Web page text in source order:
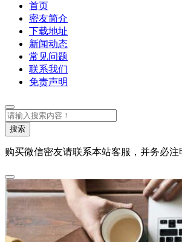
首页
密友简介
下载地址
新闻动态
常见问题
联系我们
免责声明
搜
索搜索
购买微信密友请联系本站客服，并务必